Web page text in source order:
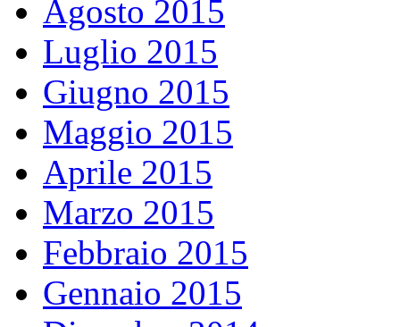
Agosto 2015
Luglio 2015
Giugno 2015
Maggio 2015
Aprile 2015
Marzo 2015
Febbraio 2015
Gennaio 2015